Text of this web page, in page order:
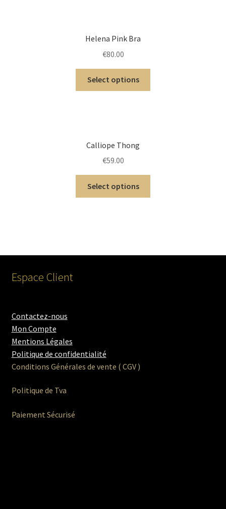
Helena Pink Bra
€80.00
Select options
Calliope Thong
€59.00
Select options
Espace Client
Contactez-nous
Mon Compte
Mentions Légales
Politique de confidentialité
Conditions Générales de vente ( CGV )
Politique de Tva
Paiement Sécurisé